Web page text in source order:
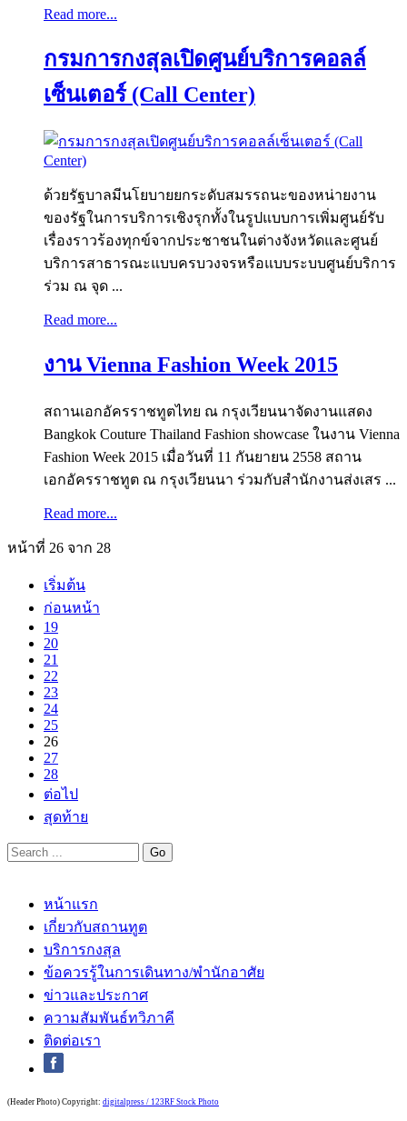
Read more...
กรมการกงสุลเปิดศูนย์บริการคอลล์
เซ็นเตอร์ (Call Center)
ด้วยรัฐบาลมีนโยบายยกระดับสมรรถนะของหน่ายงาน
ของรัฐในการบริการเชิงรุกทั้งในรูปแบบการเพิ่มศูนย์รับ
เรื่องราวร้องทุกข์จากประชาชนในต่างจังหวัดและศูนย์
บริการสาธารณะแบบครบวงจรหรือแบบระบบศูนย์บริการ
ร่วม ณ จุด ...
Read more...
งาน Vienna Fashion Week 2015
สถานเอกอัครราชทูตไทย ณ กรุงเวียนนาจัดงานแสดง
Bangkok Couture Thailand Fashion showcase ในงาน Vienna
Fashion Week 2015 เมื่อวันที่ 11 กันยายน 2558 สถาน
เอกอัครราชทูต ณ กรุงเวียนนา ร่วมกับสำนักงานส่งเสร ...
Read more...
หน้าที่ 26 จาก 28
เริ่มต้น
ก่อนหน้า
19
20
21
22
23
24
25
26
27
28
ต่อไป
สุดท้าย
หน้าแรก
เกี่ยวกับสถานทูต
บริการกงสุล
ข้อควรรู้ในการเดินทาง/พำนักอาศัย
ข่าวและประกาศ
ความสัมพันธ์ทวิภาคี
ติดต่อเรา
(Header Photo) Copyright: digitalpress / 123RF Stock Photo